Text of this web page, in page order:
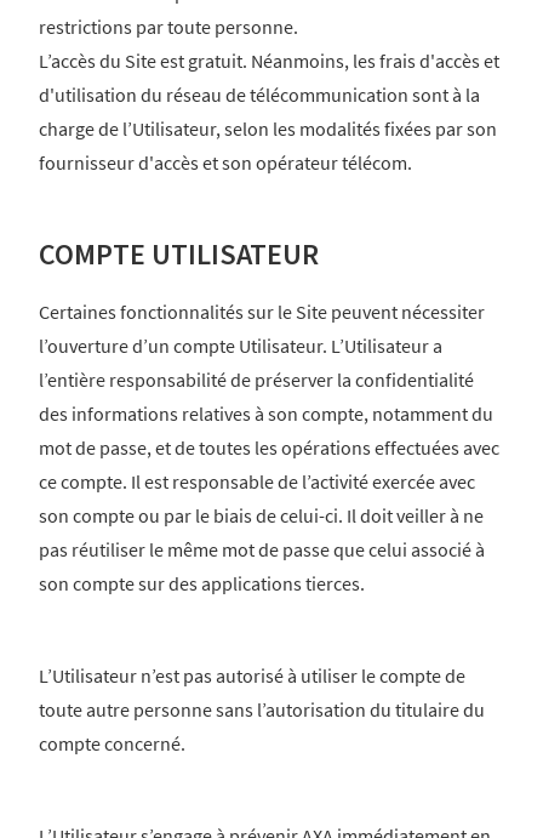
restrictions par toute personne.
L’accès du Site est gratuit. Néanmoins, les frais d'accès et
d'utilisation du réseau de télécommunication sont à la
charge de l’Utilisateur, selon les modalités fixées par son
fournisseur d'accès et son opérateur télécom.
COMPTE UTILISATEUR
Certaines fonctionnalités sur le Site peuvent nécessiter
l’ouverture d’un compte Utilisateur. L’Utilisateur a
l’entière responsabilité de préserver la confidentialité
des informations relatives à son compte, notamment du
mot de passe, et de toutes les opérations effectuées avec
ce compte. Il est responsable de l’activité exercée avec
son compte ou par le biais de celui-ci. Il doit veiller à ne
pas réutiliser le même mot de passe que celui associé à
son compte sur des applications tierces.
L’Utilisateur n’est pas autorisé à utiliser le compte de
toute autre personne sans l’autorisation du titulaire du
compte concerné.